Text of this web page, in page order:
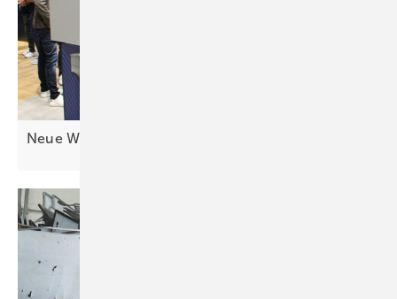
Neue Wechselrichter: Mehr Geräte für